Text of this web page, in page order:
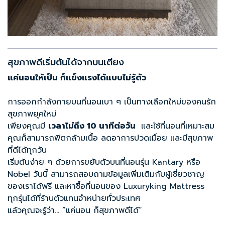
สุขภาพดีเริ่มต้นได้จากบนเตียง
แค่นอนให้เป็น ก็แข็งแรงได้แบบไม่รู้ตัว
การออกกำลังกายบนที่นอนเบา ๆ เป็นทางเลือกใหม่ของคนรัก
สุขภาพยุคใหม่
เพียงคุณมี เวลาไม่ถึง 10 นาทีต่อวัน และใช้ที่นอนที่เหมาะสม
คุณก็สามารถฟิตกล้ามเนื้อ ลดอาการปวดเมื่อย และมีสุขภาพ
ที่ดีได้ทุกวัน
เริ่มต้นง่าย ๆ ด้วยการขยับตัวบนที่นอนรุ่น Kantary หรือ
Nobel วันนี้ สามารถสอบถามข้อมูลเพิ่มเติมกับผู้เชี่ยวชาญ
ของเราได้ฟรี และหาซื้อที่นอนของ Luxuryking Mattress
ทุกรุ่นได้ที่ร้านตัวแทนจำหน่ายทั่วประเทศ
แล้วคุณจะรู้ว่า... “แค่นอน ก็สุขภาพดีได้”